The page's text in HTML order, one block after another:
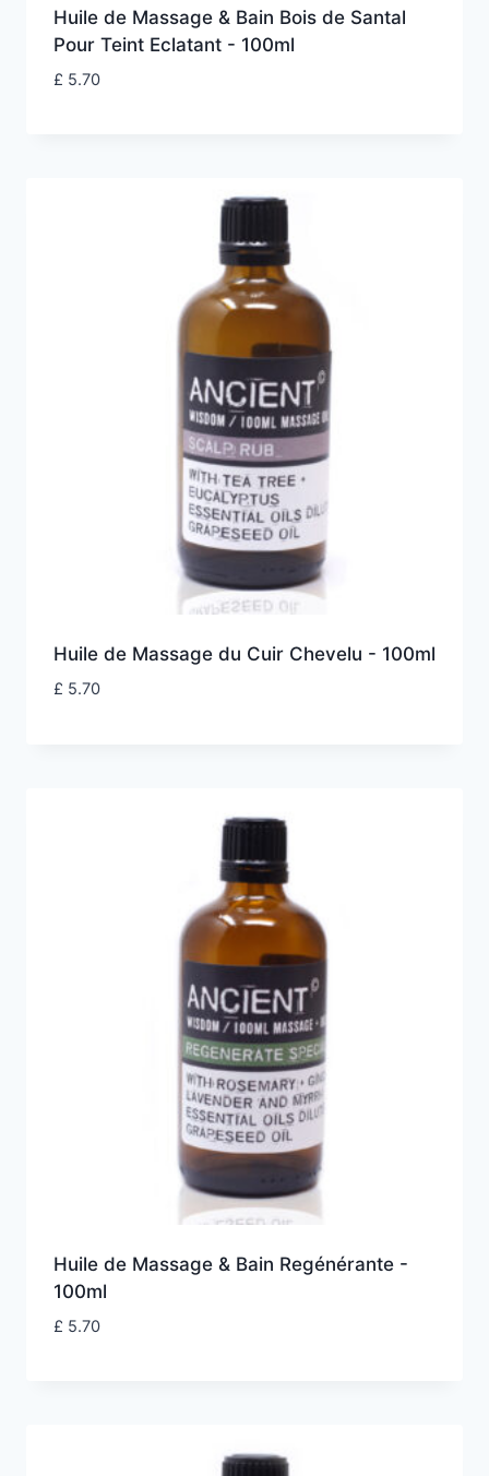
Huile de Massage & Bain Bois de Santal
Pour Teint Eclatant - 100ml
£ 5.70
Huile de Massage du Cuir Chevelu - 100ml
£ 5.70
Huile de Massage & Bain Regénérante -
100ml
£ 5.70